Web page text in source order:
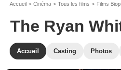
Accueil Cinéma Tous les films Films
The Ryan
Accueil Casting Photos